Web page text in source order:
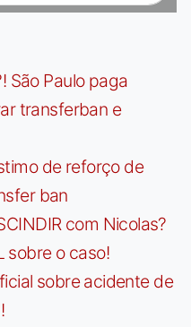
São Paulo paga
transferban e
de reforço de
ban
com Nicolas?
sobre o caso!
sobre acidente de